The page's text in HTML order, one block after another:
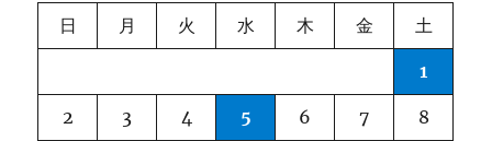
日 月 火 水 木 金 土
1
2 3 4 5 6 7 8